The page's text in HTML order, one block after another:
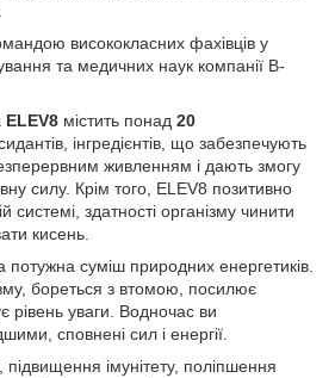
висококласних фахівців у
та медичних наук компанії B-
ELEV8 містить понад 20
інгредієнтів, що забезпечують
живленням і дають змогу
силу. Крім того, ELEV8 позитивно
системі, здатності організму чинити
кисень.
потужна суміш природних енергетиків.
бореться з втомою, посилює
рівень уваги. Водночас ви
сповнені сил і енергії.
імунітету, поліпшення